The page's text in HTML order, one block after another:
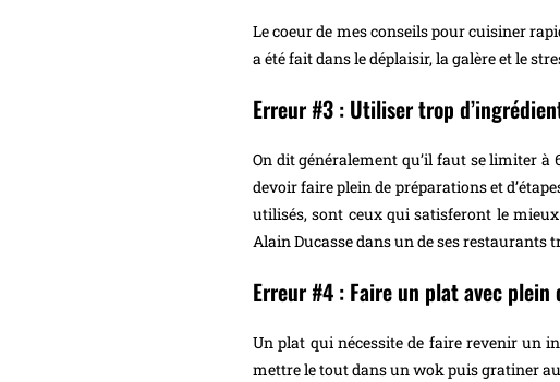
Le coeur de mes conseils pour cuisiner
a été fait dans le déplaisir, la galère et le
Erreur #3 : Utiliser trop
On dit généralement qu’il faut se limiter
devoir faire plein de préparations et
utilisés, sont ceux qui satisferont le mieux
Alain Ducasse dans un de ses restaurants
Erreur #4 : Faire un plat avec
Un plat qui nécessite de faire revenir un
mettre le tout dans un wok puis gratiner